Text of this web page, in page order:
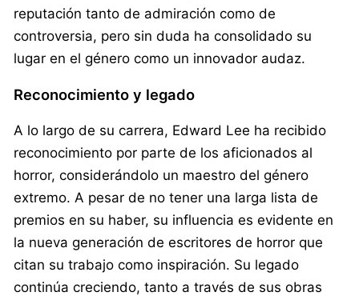
reputación tanto de admiración como de
controversia, pero sin duda ha consolidado su
lugar en el género como un innovador audaz.
Reconocimiento y legado
A lo largo de su carrera, Edward Lee ha recibido
reconocimiento por parte de los aficionados al
horror, considerándolo un maestro del género
extremo. A pesar de no tener una larga lista de
premios en su haber, su influencia es evidente en
la nueva generación de escritores de horror que
citan su trabajo como inspiración. Su legado
continúa creciendo, tanto a través de sus obras